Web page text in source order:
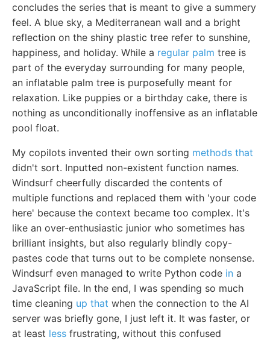
concludes the series that is meant to give a summery
feel. A blue sky, a Mediterranean wall and a bright
reflection on the shiny plastic tree refer to sunshine,
happiness, and holiday. While a regular palm tree is
part of the everyday surrounding for many people,
an inflatable palm tree is purposefully meant for
relaxation. Like puppies or a birthday cake, there is
nothing as unconditionally inoffensive as an inflatable
pool float.
My copilots invented their own sorting methods that
didn't sort. Inputted non-existent function names.
Windsurf cheerfully discarded the contents of
multiple functions and replaced them with 'your code
here' because the context became too complex. It's
like an over-enthusiastic junior who sometimes has
brilliant insights, but also regularly blindly copy-
pastes code that turns out to be complete nonsense.
Windsurf even managed to write Python code in a
JavaScript file. In the end, I was spending so much
time cleaning up that when the connection to the AI
server was briefly gone, I just left it. It was faster, or
at least less frustrating, without this confused